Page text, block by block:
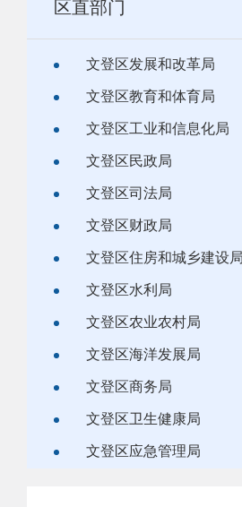
区直部门
文登区发展和改革局
文登区教育和体育局
文登区工业和信息化局
文登区民政局
文登区司法局
文登区财政局
文登区住房和城乡建设局
文登区水利局
文登区农业农村局
文登区海洋发展局
文登区商务局
文登区卫生健康局
文登区应急管理局